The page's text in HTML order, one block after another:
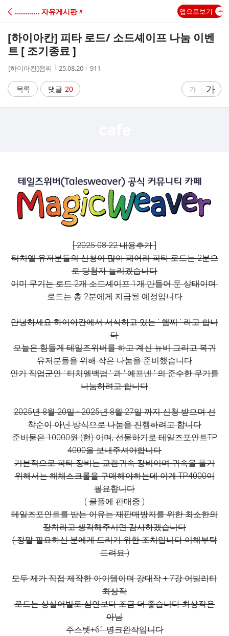
C
A
………… 자유게시판〃 앱으로보기
[하이아칸] 피타 로드/ 소드셰이프 나눔 이벤
트 [ 조기종료 ]
작
자
[하이아칸]햄찌
작
시
간
25.08.20
조
911
목록 댓글 20
글
가
글
자
가
[ 2025 08 22 내용추가 ]
티치엘 유저분들의 신청이 많아 페어리 피타 로드는 2분으
로 당첨자 늘리겠습니다
이미 무기는 로드 2개 소드셰이프 1개 만들어 둔 상태이며
로드는 총 2분에게 지급될 예정입니다
안녕하세요 하이아칸에서 서식하고 있는 ' 햄찌 ' 라고 합니
다
오늘은 힘들게 테일즈위버를 하고 계신 뉴비 그리고 복귀
유저분들을 위해 작은 나눔을 준비했습니다
인기 직업군인 ' 티치엘백법 ' 과 ' 예프넨 ' 의 준수한 무기를
나눔하려고 합니다
2025년 8월 20일 - 2025년 8월 27일 까지 신청 받으며 선
착순이 아닌 방식으로 나눔을 진행하려고 합니다
준비물은 10000원 (현) 이며, 선물하기로 테일즈포인트TP
4000을 보내주셔야합니다
기본적으로 피타 장비는 교환귀속 장비이며 귀속을 풀기
위해서는 해체스크롤을 구매해야하는데 이게 TP4000이
필요합니다
( 클플에 판매중 )
테일즈포인트를 받는 이유는 재판매방지를 위한 최소한의
장치라고 생각해주시면 감사하겠습니다
( 정말 필요하신 분에게 드리기 위한 조치입니다 이해부탁
드려요 )
모두 제가 직접 제작한 아이템이며 강대작 + 7강 어빌리티
최상작
로드는 상실어빌로 심연보다 조금 더 좋습니다 최상작은
아님
주스텟+61 명크완작입니다